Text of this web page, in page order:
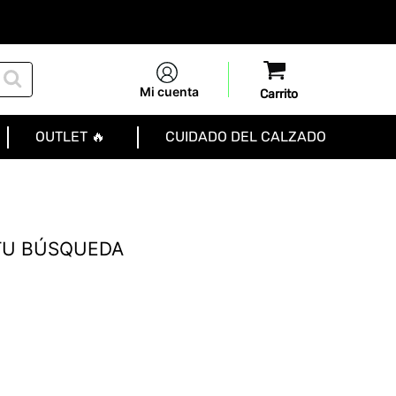
Mi cuenta
OUTLET 🔥 CUIDADO DEL CALZADO
BÚSQUEDA